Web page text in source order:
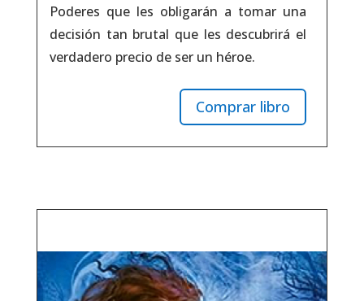
Poderes que les obligarán a tomar una
decisión tan brutal que les descubrirá el
verdadero precio de ser un héroe.
Comprar libro